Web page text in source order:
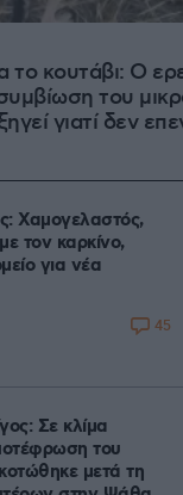
το κουτάβι: Ο
του
γιατί δεν
Χαμογελαστός,
τον καρκίνο,
για νέα
45
Σε κλίμα
του
μετά τη